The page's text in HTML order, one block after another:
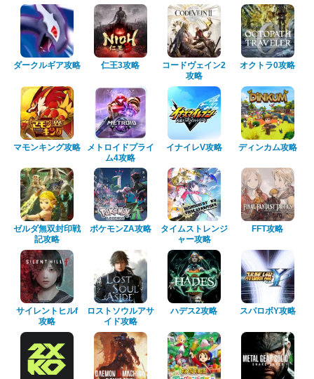
ダークルギア攻略 仁王3攻略
コードヴェイン2
攻略
オクトラ0攻略
マモンキング攻略
メトロイドプライ
ム4攻略
イナイレV攻略 ディンカム攻略
ゼルダ無双封印戦
記攻略
ポケモンZA攻略
タイムストレンジ
ャー攻略
FFT攻略
サイレントヒルf
攻略
ロストソウルアサ
イド攻略
ハデス2攻略 スパロボY攻略